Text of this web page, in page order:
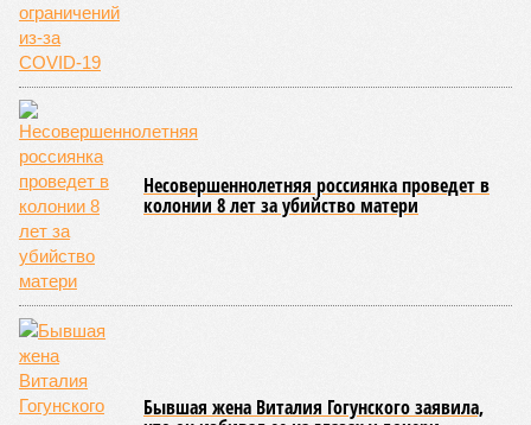
полноценная жизнь, но Земля также регулярно пытается
эту жизнь уничтожить. Так уж вышло, что внутренние
процессы на планете включают в себя всевозможные
геологические, метеорологические и физические явления,
которые для человека довольно опасны. Или попросту
смертельны. И вот несколько тому примеров.
Все стихии сразу
Около 100 лет назад в Поднебесной приключилось то, что
у нас назвали бы тридцатью тремя несчастьями. Страну
последовательно поразили: многолетняя засуха, страшный
паводок, невероятные ливни. Несколько миллионов
человек не пережили этот разгул стихий. Вот что тогда
приключилось.
Зима 1931 года выдалась в Китае чрезвычайно